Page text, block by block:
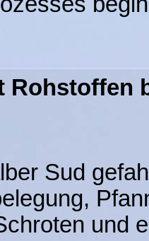
Rohstoffen
Sud
und